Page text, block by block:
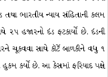
ભારતીય ન્યાય સંહિતાની કલમ
હજારનો દંડ ફટકાર્યો છે. દંડની
સાથે કૉર્ટે બાળકીને વધુ ૧
કર્યો છે. આ કેસમાં ફરિયાદ પક્ષે